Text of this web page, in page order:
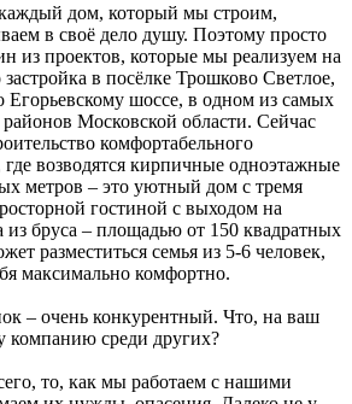
дом, который мы строим,
в своё дело душу. Поэтому просто
из проектов, которые мы реализуем на
в посёлке Трошково Светлое,
Егорьевскому шоссе, в одном из самых
Московской области. Сейчас
комфортабельного
где возводятся кирпичные одноэтажные
метров – это уютный дом с тремя
гостиной с выходом на
из бруса – площадью от 150 квадратных
разместиться семья из 5-6 человек,
максимально комфортно.
– очень конкурентный. Что, на ваш
компанию среди других?
то, как мы работаем с нашими